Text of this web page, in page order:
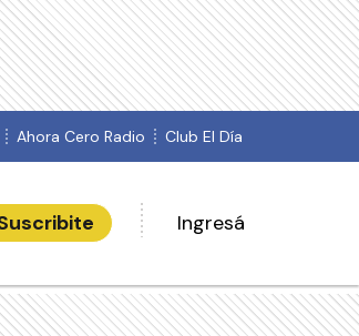
Ahora Cero Radio Club El Día
Ingresá